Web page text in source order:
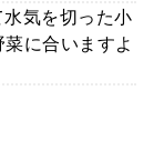
気を切った小
に合いますよ